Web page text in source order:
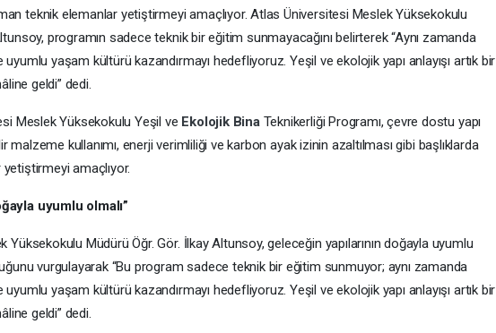
teknik elemanlar yetiştirmeyi amaçlıyor. Atlas Üniversitesi Meslek Yüksekokulu
programın sadece teknik bir eğitim sunmayacağını belirterek “Aynı zamanda
yaşam kültürü kazandırmayı hedefliyoruz. Yeşil ve ekolojik yapı anlayışı artık bir
geldi” dedi.
Meslek Yüksekokulu Yeşil ve Ekolojik Bina Teknikerliği Programı, çevre dostu yapı
malzeme kullanımı, enerji verimliliği ve karbon ayak izinin azaltılması gibi başlıklarda
amaçlıyor.
uyumlu olmalı”
Müdürü Öğr. Gör. İlkay Altunsoy, geleceğin yapılarının doğayla uyumlu
vurgulayarak “Bu program sadece teknik bir eğitim sunmuyor; aynı zamanda
yaşam kültürü kazandırmayı hedefliyoruz. Yeşil ve ekolojik yapı anlayışı artık bir
geldi” dedi.